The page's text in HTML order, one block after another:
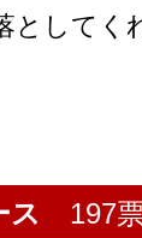
として
ス 197